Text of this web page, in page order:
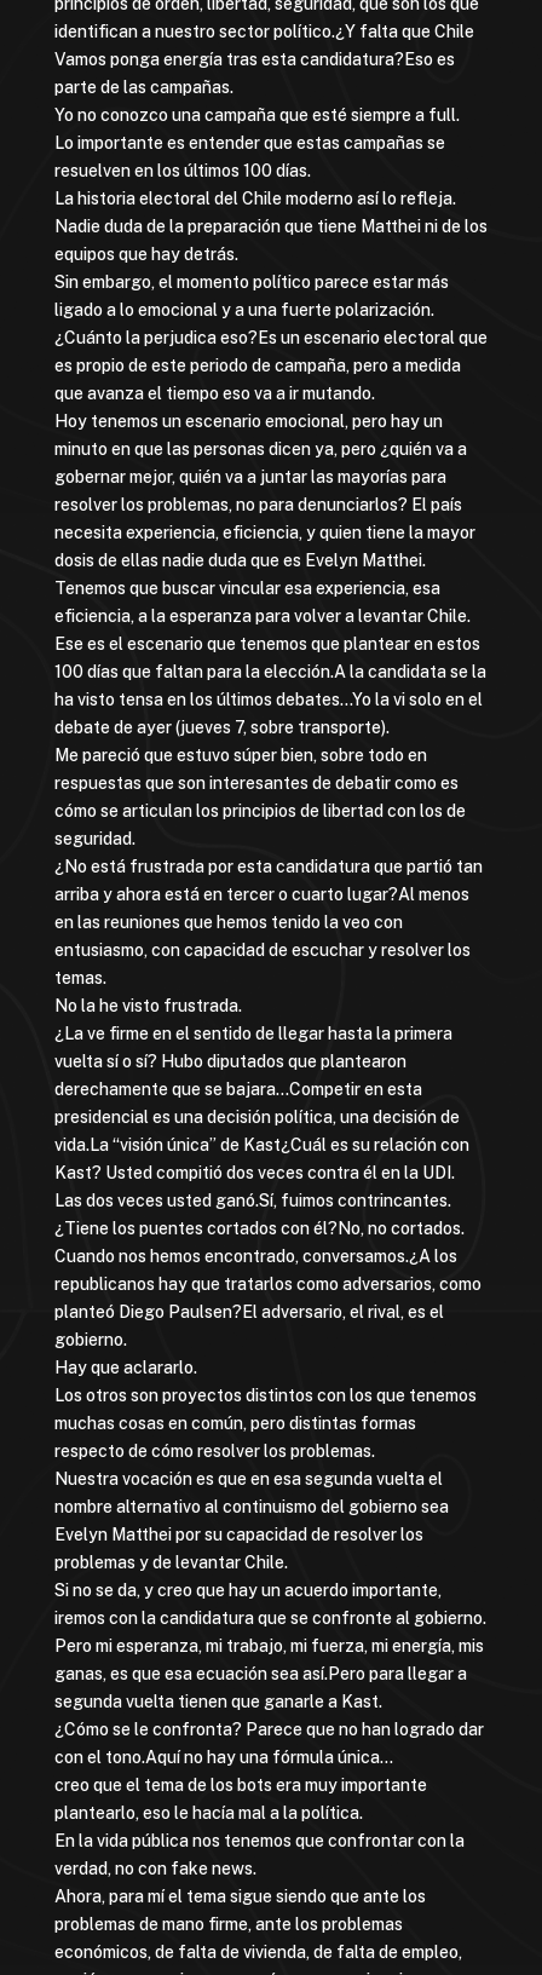
identifican a nuestro sector político.¿Y falta que Chile
Vamos ponga energía tras esta candidatura?Eso es
parte de las campañas.
Yo no conozco una campaña que esté siempre a full.
Lo importante es entender que estas campañas se
resuelven en los últimos 100 días.
La historia electoral del Chile moderno así lo refleja.
Nadie duda de la preparación que tiene Matthei ni de los
equipos que hay detrás.
Sin embargo, el momento político parece estar más
ligado a lo emocional y a una fuerte polarización.
¿Cuánto la perjudica eso?Es un escenario electoral que
es propio de este periodo de campaña, pero a medida
que avanza el tiempo eso va a ir mutando.
Hoy tenemos un escenario emocional, pero hay un
minuto en que las personas dicen ya, pero ¿quién va a
gobernar mejor, quién va a juntar las mayorías para
resolver los problemas, no para denunciarlos? El país
necesita experiencia, eficiencia, y quien tiene la mayor
dosis de ellas nadie duda que es Evelyn Matthei.
Tenemos que buscar vincular esa experiencia, esa
eficiencia, a la esperanza para volver a levantar Chile.
Ese es el escenario que tenemos que plantear en estos
100 días que faltan para la elección.A la candidata se la
ha visto tensa en los últimos debates…Yo la vi solo en el
debate de ayer (jueves 7, sobre transporte).
Me pareció que estuvo súper bien, sobre todo en
respuestas que son interesantes de debatir como es
cómo se articulan los principios de libertad con los de
seguridad.
¿No está frustrada por esta candidatura que partió tan
arriba y ahora está en tercer o cuarto lugar?Al menos
en las reuniones que hemos tenido la veo con
entusiasmo, con capacidad de escuchar y resolver los
temas.
No la he visto frustrada.
¿La ve firme en el sentido de llegar hasta la primera
vuelta sí o sí? Hubo diputados que plantearon
derechamente que se bajara…Competir en esta
presidencial es una decisión política, una decisión de
vida.La “visión única” de Kast¿Cuál es su relación con
Kast? Usted compitió dos veces contra él en la UDI.
Las dos veces usted ganó.Sí, fuimos contrincantes.
¿Tiene los puentes cortados con él?No, no cortados.
Cuando nos hemos encontrado, conversamos.¿A los
republicanos hay que tratarlos como adversarios, como
planteó Diego Paulsen?El adversario, el rival, es el
gobierno.
Hay que aclararlo.
Los otros son proyectos distintos con los que tenemos
muchas cosas en común, pero distintas formas
respecto de cómo resolver los problemas.
Nuestra vocación es que en esa segunda vuelta el
nombre alternativo al continuismo del gobierno sea
Evelyn Matthei por su capacidad de resolver los
problemas y de levantar Chile.
Si no se da, y creo que hay un acuerdo importante,
iremos con la candidatura que se confronte al gobierno.
Pero mi esperanza, mi trabajo, mi fuerza, mi energía, mis
ganas, es que esa ecuación sea así.Pero para llegar a
segunda vuelta tienen que ganarle a Kast.
¿Cómo se le confronta? Parece que no han logrado dar
con el tono.Aquí no hay una fórmula única…
creo que el tema de los bots era muy importante
plantearlo, eso le hacía mal a la política.
En la vida pública nos tenemos que confrontar con la
verdad, no con fake news.
Ahora, para mí el tema sigue siendo que ante los
problemas de mano firme, ante los problemas
económicos, de falta de vivienda, de falta de empleo,